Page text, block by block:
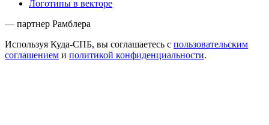
Логотипы в векторе
— партнер Рамблера
Используя Куда-СПБ, вы соглашаетесь с пользовательским
соглашением и политикой конфиденциальности.